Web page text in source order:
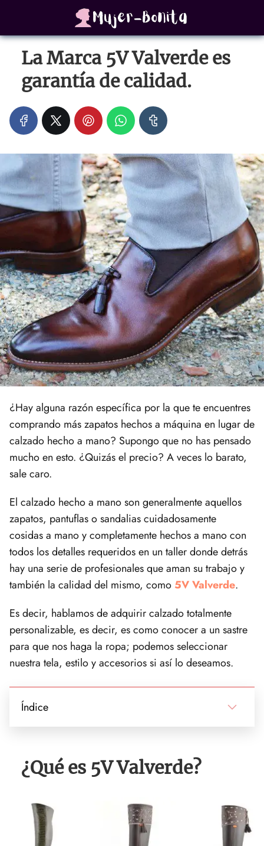
La Marca 5V Valverde es
garantía de calidad.
¿Hay alguna razón específica por la que te encuentres
comprando más zapatos hechos a máquina en lugar de
calzado hecho a mano? Supongo que no has pensado
mucho en esto. ¿Quizás el precio? A veces lo barato,
sale caro.
El calzado hecho a mano son generalmente aquellos
zapatos, pantuflas o sandalias cuidadosamente
cosidas a mano y completamente hechos a mano con
todos los detalles requeridos en un taller donde detrás
hay una serie de profesionales que aman su trabajo y
también la calidad del mismo, como 5V Valverde.
Es decir, hablamos de adquirir calzado totalmente
personalizable, es decir, es como conocer a un sastre
para que nos haga la ropa; podemos seleccionar
nuestra tela, estilo y accesorios si así lo deseamos.
Índice
¿Qué es 5V Valverde?